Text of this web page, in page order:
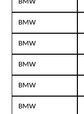
BMW
BMW
BMW
BMW
BMW
BMW